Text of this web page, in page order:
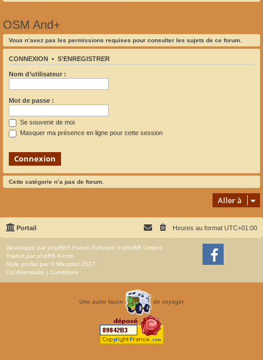
OSM And+
Vous n’avez pas les permissions requises pour consulter les sujets de ce forum.
CONNEXION • S’ENREGISTRER
Nom d’utilisateur :
Mot de passe :
Se souvenir de moi
Masquer ma présence en ligne pour cette session
Cette catégorie n’a pas de forum.
Aller à
Portail Heures au format UTC+01:00
Développé par phpBB® Forum Software © phpBB Limited
Traduit par phpBB-fr.com
Style proflat par © Mazeltof 2017
Confidentialité | Conditions
Une autre façon de voyager